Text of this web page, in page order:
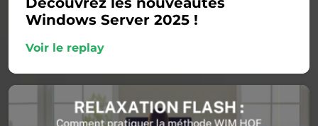
Windows Server 2025 !
Voir le replay